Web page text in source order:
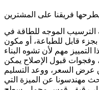
يطرحها فريقنا على المشترين
الموجه للطاقة في Neway،
بجزء قابل للطباعة، أو مكون
مهم لأن تشوه البناء
قبول الإصلاح يمكن
مهندسونا عن الميزة التي